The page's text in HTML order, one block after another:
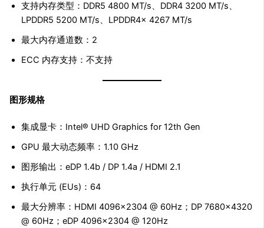
支持内存类型：DDR5 4800 MT/s、DDR4 3200 MT/s、
LPDDR5 5200 MT/s、LPDDR4x 4267 MT/s
最大内存通道数：2
ECC 内存支持：不支持
图形规格
集成显卡：Intel® UHD Graphics for 12th Gen
GPU 最大动态频率：1.10 GHz
图形输出：eDP 1.4b / DP 1.4a / HDMI 2.1
执行单元 (EUs)：64
最大分辨率：HDMI 4096×2304 @ 60Hz；DP 7680×4320
@ 60Hz；eDP 4096×2304 @ 120Hz